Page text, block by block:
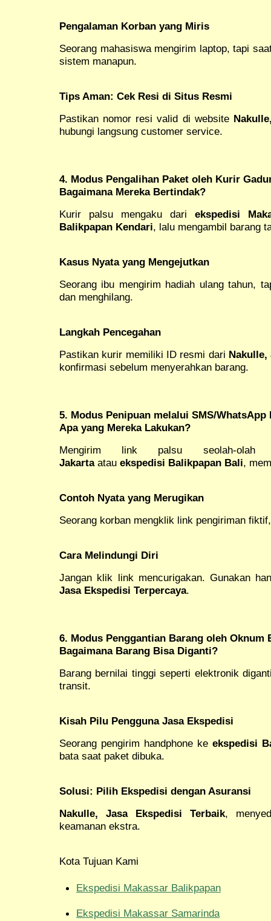
Pengalaman Korban yang Miris
Seorang mahasiswa mengirim laptop, tapi
sistem manapun.
Tips Aman: Cek Resi di Situs Resmi
Pastikan nomor resi valid di website
hubungi langsung customer service.
4. Modus Pengalihan Paket oleh Kurir
Bagaimana Mereka Bertindak?
Kurir palsu mengaku dari ekspedisi
Balikpapan Kendari, lalu mengambil barang
Kasus Nyata yang Mengejutkan
Seorang ibu mengirim hadiah ulang tahun,
dan menghilang.
Langkah Pencegahan
Pastikan kurir memiliki ID resmi dari Nakulle,
konfirmasi sebelum menyerahkan barang.
5. Modus Penipuan melalui SMS/WhatsApp
Apa yang Mereka Lakukan?
Mengirim link palsu seolah-
Jakartaatau ekspedisi Balikpapan Bali,
Contoh Nyata yang Merugikan
Seorang korban mengklik link pengiriman
Cara Melindungi Diri
Jangan klik link mencurigakan. Gunakan
Jasa Ekspedisi Terpercaya.
6. Modus Penggantian Barang oleh Oknum
Bagaimana Barang Bisa Diganti?
Barang bernilai tinggi seperti elektronik
transit.
Kisah Pilu Pengguna Jasa Ekspedisi
Seorang pengirim handphone keekspedisi
bata saat paket dibuka.
Solusi: Pilih Ekspedisi dengan Asuransi
Nakulle, Jasa Ekspedisi Terbaik,
keamanan ekstra.
Kota Tujuan Kami
Ekspedisi Makassar Balikpapan
Ekspedisi Makassar Samarinda